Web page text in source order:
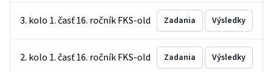
3. kolo 1. časť 16. ročník FKS-old Zadania Výsledky
2. kolo 1. časť 16. ročník FKS-old Zadania Výsledky